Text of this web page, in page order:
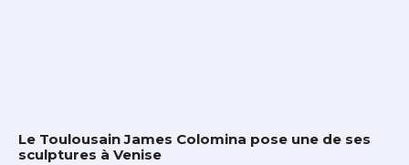
Le Toulousain James Colomina pose une de ses
sculptures à Venise